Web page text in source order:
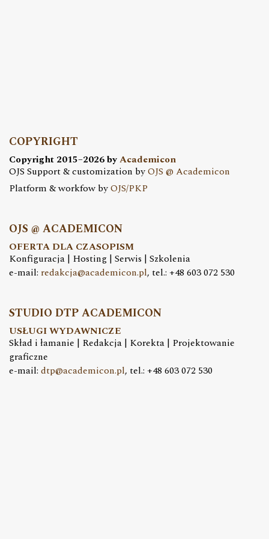
COPYRIGHT
Copyright 2015–2026 byAcademicon
OJS Support & customization byOJS @ Academicon
Platform & workfow byOJS/PKP
OJS @ ACADEMICON
OFERTA DLA CZASOPISM
Konfiguracja | Hosting | Serwis | Szkolenia
e-mail: redakcja@academicon.pl, tel.: +48 603 072 530
STUDIO DTP ACADEMICON
USŁUGI WYDAWNICZE
Skład i łamanie | Redakcja | Korekta | Projektowanie
graficzne
e-mail: dtp@academicon.pl, tel.: +48 603 072 530